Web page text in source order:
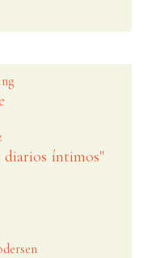
diarios íntimos"